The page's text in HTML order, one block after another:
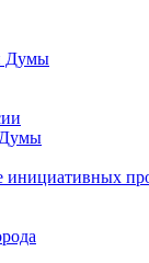
Думы
Думы
инициативных